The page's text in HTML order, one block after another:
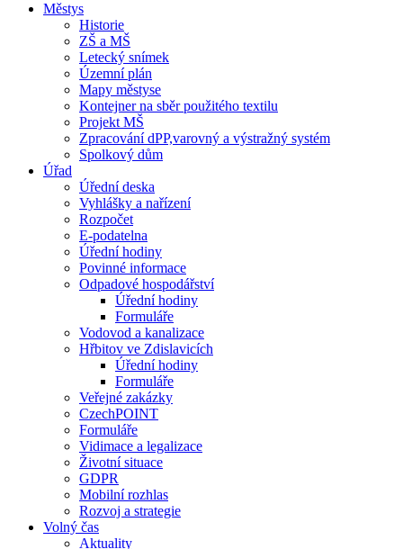
Městys
Historie
ZŠ a MŠ
Letecký snímek
Územní plán
Mapy městyse
Kontejner na sběr použitého textilu
Projekt MŠ
Zpracování dPP,varovný a výstražný systém
Spolkový dům
Úřad
Úřední deska
Vyhlášky a nařízení
Rozpočet
E-podatelna
Úřední hodiny
Povinné informace
Odpadové hospodářství
Úřední hodiny
Formuláře
Vodovod a kanalizace
Hřbitov ve Zdislavicích
Úřední hodiny
Formuláře
Veřejné zakázky
CzechPOINT
Formuláře
Vidimace a legalizace
Životní situace
GDPR
Mobilní rozhlas
Rozvoj a strategie
Volný čas
Aktuality